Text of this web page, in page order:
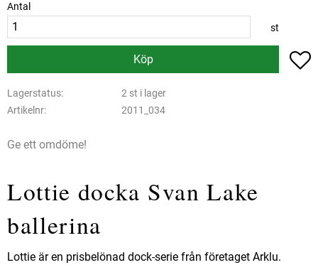
Antal
st
Köp
Lagerstatus
2 st i lager
Artikelnr
2011_034
Ge ett omdöme!
Lottie docka Svan Lake
ballerina
Lottie är en prisbelönad dock-serie från företaget Arklu.